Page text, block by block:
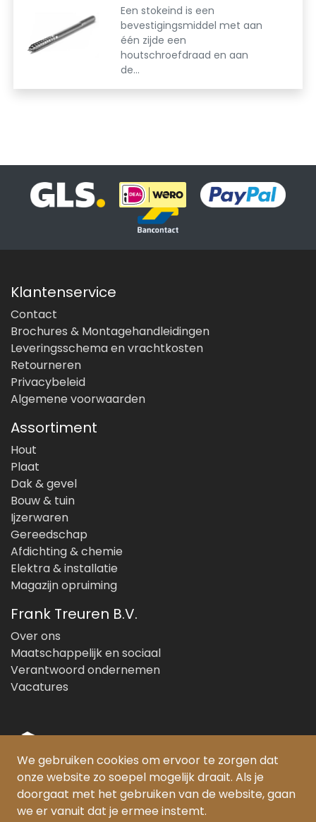
Een stokeind is een
bevestigingsmiddel met aan
één zijde een
houtschroefdraad en aan
de...
Klantenservice
Contact
Brochures & Montagehandleidingen
Leveringsschema en vrachtkosten
Retourneren
Privacybeleid
Algemene voorwaarden
Assortiment
Hout
Plaat
Dak & gevel
Bouw & tuin
Ijzerwaren
Gereedschap
Afdichting & chemie
Elektra & installatie
Magazijn opruiming
Frank Treuren B.V.
Over ons
Maatschappelijk en sociaal
Verantwoord ondernemen
Vacatures
© Copyright 2026 Frank Treuren B.V.
PEFC gecertificeerd:
We gebruiken cookies om ervoor te zorgen dat
onze website zo soepel mogelijk draait. Als je
doorgaat met het gebruiken van de website, gaan
we er vanuit dat je ermee instemt.